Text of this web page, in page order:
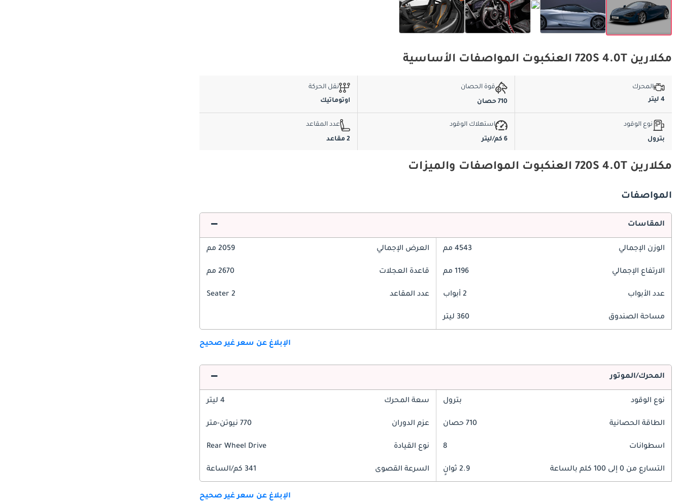
مكلارين 720S 4.0T العنكبوت المواصفات الأساسية
المحرك
4 ليتر
قوة الحصان
710 حصان
نقل الحركة
اوتوماتيك
نوع الوقود
بترول
استهلاك الوقود
6 كم/ليتر
عدد المقاعد
2 مقاعد
مكلارين 720S 4.0T العنكبوت المواصفات والميزات
المواصفات
المقاسات
الوزن الإجمالي 4543 مم العرض الإجمالي 2059 مم
الارتفاع الإجمالي 1196 مم قاعدة العجلات 2670 مم
عدد الأبواب 2 أبواب عدد المقاعد 2 Seater
مساحة الصندوق 360 ليتر
الإبلاغ عن سعر غير صحيح
المحرك/الموتور
نوع الوقود بترول سعة المحرك 4 ليتر
الطاقة الحصانية 710 حصان عزم الدوران 770 نيوتن-متر
اسطوانات 8 نوع القيادة Rear Wheel Drive
التسارع من 0 إلى 100 كلم بالساعة 2.9 ثوانٍ السرعة القصوى 341 كم/الساعة
الإبلاغ عن سعر غير صحيح